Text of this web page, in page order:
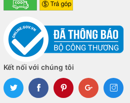
Kết nối với chúng tôi